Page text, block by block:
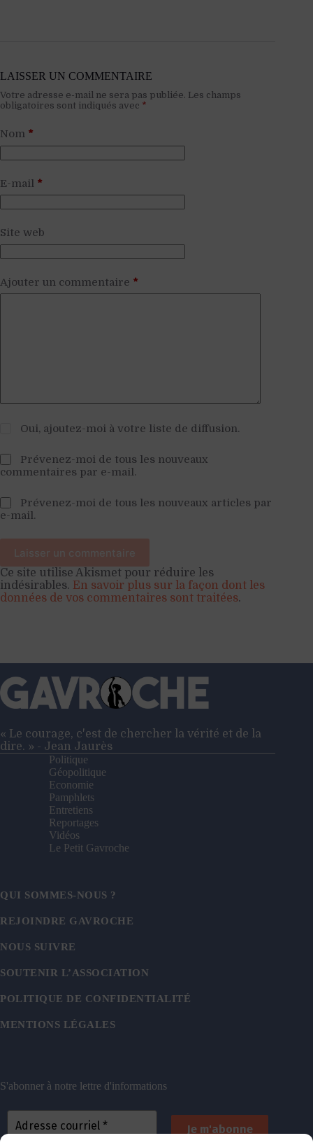
LAISSER UN COMMENTAIRE
Votre adresse e-mail ne sera pas publiée. Les champs
obligatoires sont indiqués avec *
Nom *
E-mail *
Site web
Ajouter un commentaire *
Oui, ajoutez-moi à votre liste de diffusion.
Prévenez-moi de tous les nouveaux
commentaires par e-mail.
Prévenez-moi de tous les nouveaux articles par
e-mail.
Laisser un commentaire
Ce site utilise Akismet pour réduire les
indésirables. En savoir plus sur la façon dont les
données de vos commentaires sont traitées.
« Le courage, c'est de chercher la vérité et de la
dire. » - Jean Jaurès
Politique
Géopolitique
Economie
Pamphlets
Entretiens
Reportages
Vidéos
Le Petit Gavroche
QUI SOMMES-NOUS ?
REJOINDRE GAVROCHE
NOUS SUIVRE
SOUTENIR L’ASSOCIATION
POLITIQUE DE CONFIDENTIALITÉ
MENTIONS LÉGALES
S'abonner à notre lettre d'informations